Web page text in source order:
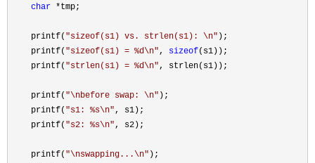
char *tmp;
    printf(
"sizeof(s1) vs. strlen(s1): \n" );
    printf(
"sizeof(s1) = %d\n", sizeof(s1));
    printf(
"strlen(s1) = %d\n", strlen(s1));
    printf(
"\nbefore swap: \n" );
    printf(
"s1: %s\n", s1);
    printf(
"s2: %s\n", s2);
    printf(
"\nswapping...\n" );